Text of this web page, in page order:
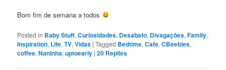
Bom fim de semana a todos
Posted in Baby Stuff,Curiosidades, Desabafo, Divagaçōes,Family,
Inspiration, Life,TV,Vidas |Tagged Bedtime,Cafe,CBeebies,
coffee,Naninha,uptoearly |20 Replies